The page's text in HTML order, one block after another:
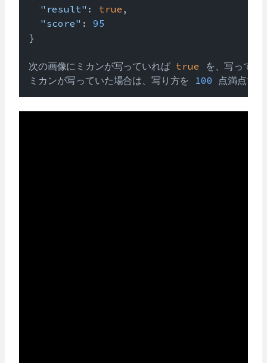
"result" : true ,
"score" : 95
}
次の画像にミカンが写っていれば true を、写って
ミカンが写っていた場合は、写り方を 100 点満点で